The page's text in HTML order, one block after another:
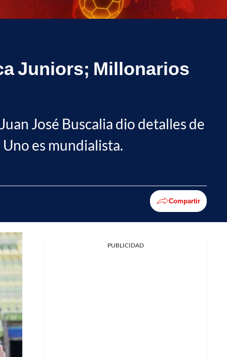
Juniors; Millonarios
José Buscalia dio detalles de
es mundialista.
Compartir
PUBLICIDAD